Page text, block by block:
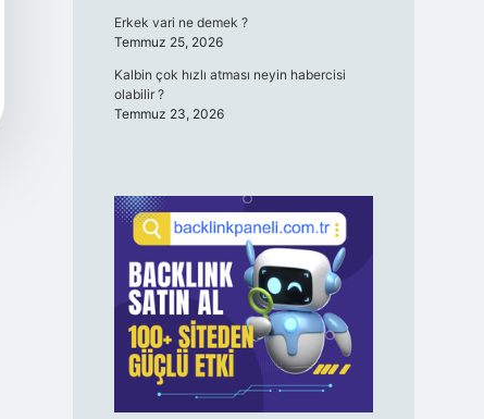
Erkek vari ne demek ?
Temmuz 25, 2026
Kalbin çok hızlı atması neyin habercisi
olabilir ?
Temmuz 23, 2026